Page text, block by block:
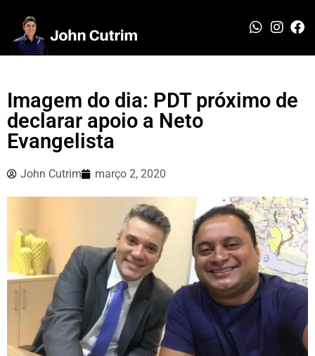
Imagem do dia: PDT próximo de
declarar apoio a Neto
Evangelista
John Cutrim março 2, 2020